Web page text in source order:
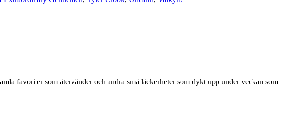
favoriter som återvänder och andra små läckerheter som dykt upp under veckan som